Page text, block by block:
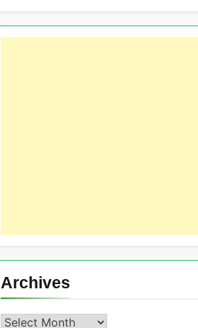
Archives
Archives